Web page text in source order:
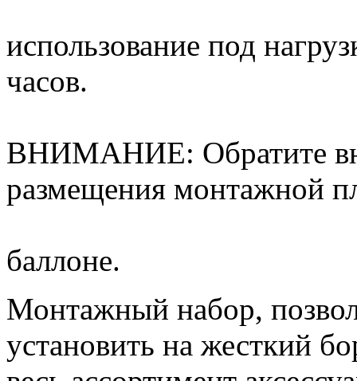
использование под
часов.
ВНИМАНИЕ: Обратите
размещения монтажной
баллоне.
Монтажный набор,
установить на жесткий